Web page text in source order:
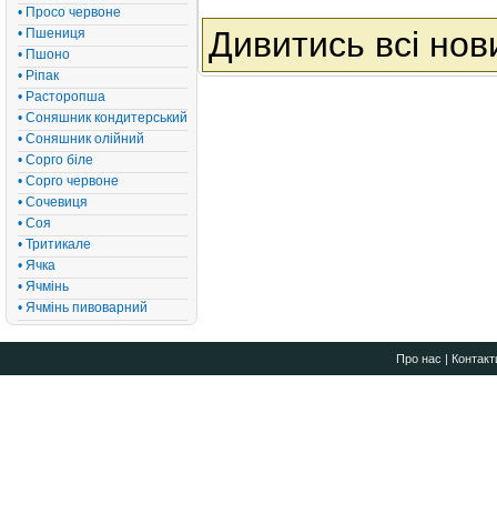
• Просо червоне
• Пшениця
• Пшоно
• Ріпак
• Расторопша
• Соняшник кондитерський
• Соняшник олійний
• Сорго біле
• Сорго червоне
• Сочевиця
• Соя
• Тритикале
• Ячка
• Ячмінь
• Ячмінь пивоварний
Дивитись всі
Про нас |